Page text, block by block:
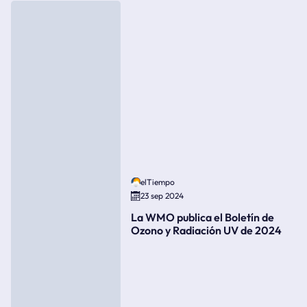
elTiempo
23 sep 2024
La WMO publica el Boletín de
Ozono y Radiación UV de 2024